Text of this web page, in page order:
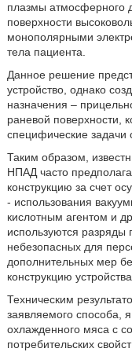
плазмы атмосферного
поверхности
монополярными
тела пациента.
Данное решение
устройство, однако
назначения –
раневой поверхности,
специфические задачи
Таким образом,
НПАД часто
конструкцию за счет
- использования
кислотным агентом и
используются
небезопасных для
дополнительных мер
конструкцию устройства.
Техническим
заявляемого способа,
охлажденного мяса с
потребительских